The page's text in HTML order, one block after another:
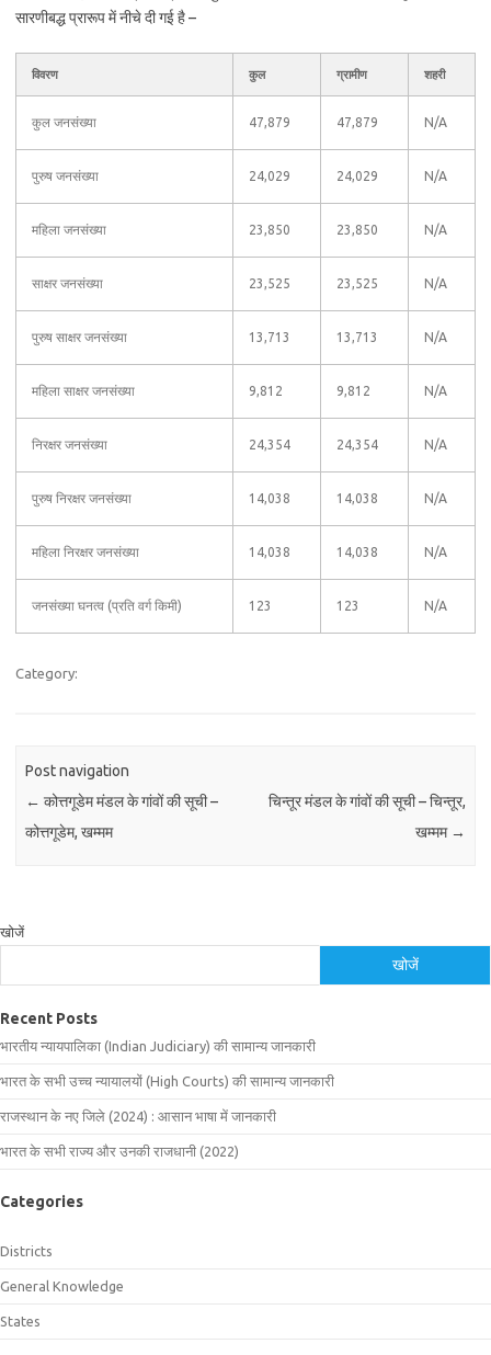
सारणीबद्ध प्रारूप में नीचे दी गई है –
विवरण कुल ग्रामीण शहरी
कुल जनसंख्या 47,879 47,879 N/A
पुरुष जनसंख्या 24,029 24,029 N/A
महिला जनसंख्या 23,850 23,850 N/A
साक्षर जनसंख्या 23,525 23,525 N/A
पुरुष साक्षर जनसंख्या 13,713 13,713 N/A
महिला साक्षर जनसंख्या 9,812 9,812 N/A
निरक्षर जनसंख्या 24,354 24,354 N/A
पुरुष निरक्षर जनसंख्या 14,038 14,038 N/A
महिला निरक्षर जनसंख्या 14,038 14,038 N/A
जनसंख्या घनत्व (प्रति वर्ग किमी) 123 123 N/A
Category:
Post navigation
← कोत्तगूडेम मंडल के गांवों की सूची –
कोत्तगूडेम, खम्मम
चिन्तूर मंडल के गांवों की सूची – चिन्तूर,
खम्मम →
खोजें
खोजें
Recent Posts
भारतीय न्यायपालिका (Indian Judiciary) की सामान्य जानकारी
भारत के सभी उच्च न्यायालयों (High Courts) की सामान्य जानकारी
राजस्थान के नए जिले (2024) : आसान भाषा में जानकारी
भारत के सभी राज्य और उनकी राजधानी (2022)
Categories
Districts
General Knowledge
States